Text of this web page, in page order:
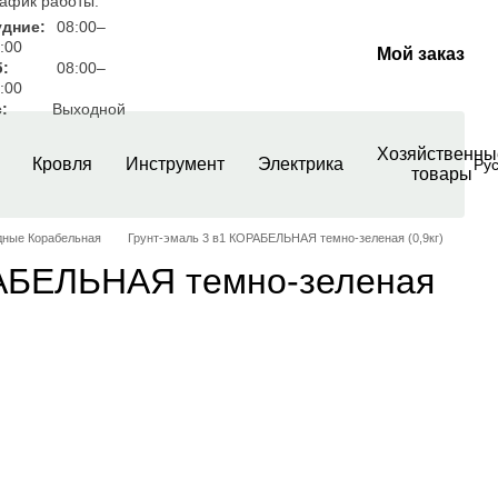
08:00–
08:00–
Выходной
Мой заказ
Кровля Инструмент Электрика
товарыРус
Корабельная Грунт-эмаль 3 в1 КОРАБЕЛЬНАЯ темно-зеленая (0,9кг)
темно-зеленая